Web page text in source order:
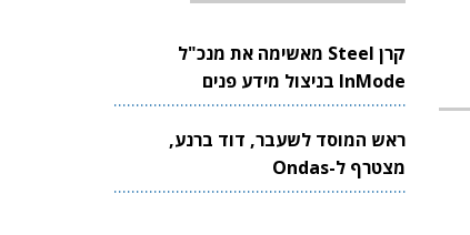
קרן Steel מאשימה את מנכ"ל
InMode בניצול מידע פנים
ראש המוסד לשעבר, דוד ברנע,
מצטרף ל-Ondas